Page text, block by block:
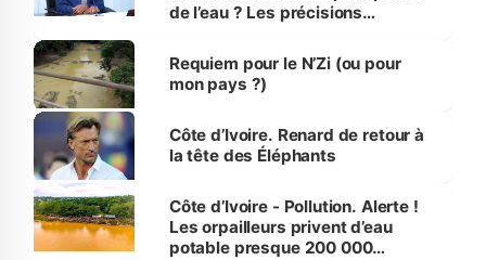
de l’eau ? Les précisions
Requiem pour le N’Zi (ou pour
mon pays ?)
Côte d’Ivoire. Renard de retour à
la tête des Éléphants
Côte d’Ivoire - Pollution. Alerte !
Les orpailleurs privent d’eau
potable presque 200 000